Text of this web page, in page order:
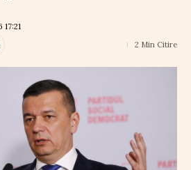
2 Min Citire